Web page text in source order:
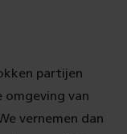
partijen
omgeving van
vernemen dan